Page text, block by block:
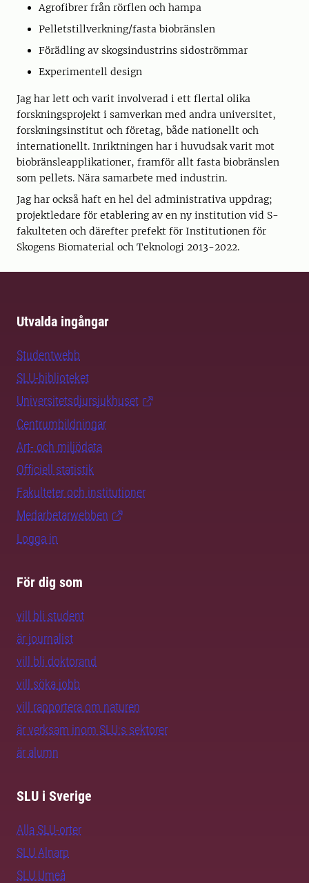
Agrofibrer från rörflen och hampa
Pelletstillverkning/fasta biobränslen
Förädling av skogsindustrins sidoströmmar
Experimentell design
Jag har lett och varit involverad i ett flertal olika
forskningsprojekt i samverkan med andra universitet,
forskningsinstitut och företag, både nationellt och
internationellt. Inriktningen har i huvudsak varit mot
biobränsleapplikationer, framför allt fasta biobränslen
som pellets. Nära samarbete med industrin.
Jag har också haft en hel del administrativa uppdrag;
projektledare för etablering av en ny institution vid S-
fakulteten och därefter prefekt för Institutionen för
Skogens Biomaterial och Teknologi 2013-2022.
Utvalda ingångar
Studentwebb
SLU-biblioteket
Universitetsdjursjukhuset
Centrumbildningar
Art- och miljödata
Officiell statistik
Fakulteter och institutioner
Medarbetarwebben
Logga in
För dig som
vill bli student
är journalist
vill bli doktorand
vill söka jobb
vill rapportera om naturen
är verksam inom SLU:s sektorer
är alumn
SLU i Sverige
Alla SLU-orter
SLU Alnarp
SLU Umeå